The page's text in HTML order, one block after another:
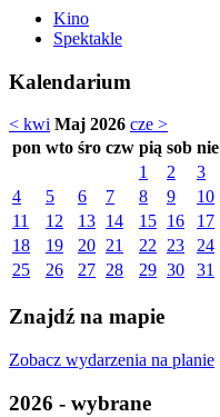
Kino
Spektakle
Kalendarium
< kwi Maj 2026 cze >
pon wto śro czw pią sob nie
1
2
3
4
5 6 7 8 9
10
11
12 13 14 15 16
17
18
19 20 21 22 23
24
25
26 27 28 29 30 31
Znajdź na mapie
Zobacz wydarzenia na planie
2026 - wybrane